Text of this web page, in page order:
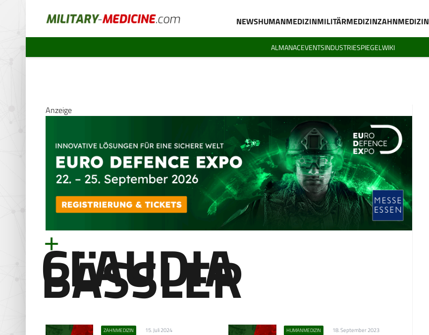
NEWSHUMANMEDIZINMILITÄRMEDIZINZAHNMEDIZIN
ALMANACEVENTSINDUSTRIESPIEGELWIKI
Anzeige
CLAUDIA
BÄSSLER
ZAHNMEDIZIN 15. Juli 2024 HUMANMEDIZIN 18. September 2023